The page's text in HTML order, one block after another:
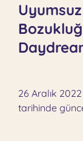
26 Aralık
tarihinde